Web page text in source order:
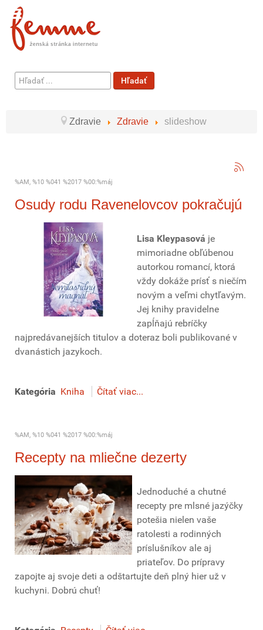
Hľadať
...
Hľadať
Zdravie Zdravie slideshow
%AM, %10 %041 %2017 %00:%máj
Osudy rodu Ravenelovcov pokračujú
Lisa Kleypasová je
mimoriadne obľúbenou
autorkou romancí, ktorá
vždy dokáže prísť s niečím
novým a veľmi chytľavým.
Jej knihy pravidelne
zapĺňajú rebríčky
najpredávanejších titulov a doteraz boli publikované v
dvanástich jazykoch.
Kategória Kniha Čítať viac...
%AM, %10 %041 %2017 %00:%máj
Recepty na mliečne dezerty
Jednoduché a chutné
recepty pre mlsné jazýčky
potešia nielen vaše
ratolesti a rodinných
príslušníkov ale aj
priateľov. Do prípravy
zapojte aj svoje deti a odštartujte deň plný hier už v
kuchyni. Dobrú chuť!